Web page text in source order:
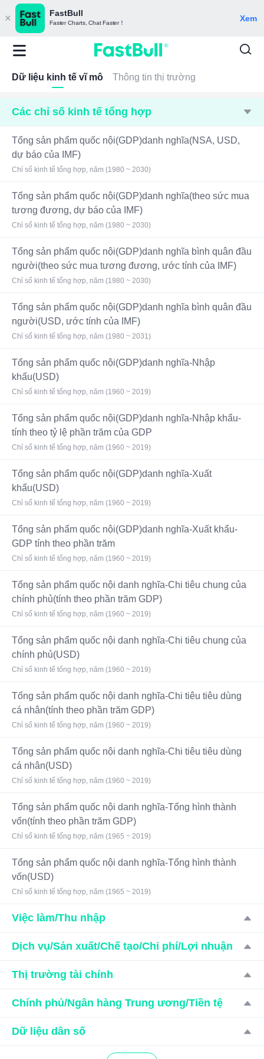
FastBull
Faster Charts, Chat Faster！ Xem
Dữ liệu kinh tế vĩ mô Thông tin thị trường
Các chỉ số kinh tế tổng hợp
Tổng sản phẩm quốc nội(GDP)danh nghĩa(NSA, USD,
dự báo của IMF)
Chỉ số kinh tế tổng hợp, năm (1980 ~ 2030)
Tổng sản phẩm quốc nội(GDP)danh nghĩa(theo sức mua
tương đương, dự báo của IMF)
Chỉ số kinh tế tổng hợp, năm (1980 ~ 2030)
Tổng sản phẩm quốc nội(GDP)danh nghĩa bình quân đầu
người(theo sức mua tương đương, ước tính của IMF)
Chỉ số kinh tế tổng hợp, năm (1980 ~ 2030)
Tổng sản phẩm quốc nội(GDP)danh nghĩa bình quân đầu
người(USD, ước tính của IMF)
Chỉ số kinh tế tổng hợp, năm (1980 ~ 2031)
Tổng sản phẩm quốc nội(GDP)danh nghĩa-Nhập
khẩu(USD)
Chỉ số kinh tế tổng hợp, năm (1960 ~ 2019)
Tổng sản phẩm quốc nội(GDP)danh nghĩa-Nhập khẩu-
tính theo tỷ lệ phần trăm của GDP
Chỉ số kinh tế tổng hợp, năm (1960 ~ 2019)
Tổng sản phẩm quốc nội(GDP)danh nghĩa-Xuất
khẩu(USD)
Chỉ số kinh tế tổng hợp, năm (1960 ~ 2019)
Tổng sản phẩm quốc nội(GDP)danh nghĩa-Xuất khẩu-
GDP tính theo phần trăm
Chỉ số kinh tế tổng hợp, năm (1960 ~ 2019)
Tổng sản phẩm quốc nội danh nghĩa-Chi tiêu chung của
chính phủ(tính theo phần trăm GDP)
Chỉ số kinh tế tổng hợp, năm (1960 ~ 2019)
Tổng sản phẩm quốc nội danh nghĩa-Chi tiêu chung của
chính phủ(USD)
Chỉ số kinh tế tổng hợp, năm (1960 ~ 2019)
Tổng sản phẩm quốc nội danh nghĩa-Chi tiêu tiêu dùng
cá nhân(tính theo phần trăm GDP)
Chỉ số kinh tế tổng hợp, năm (1960 ~ 2019)
Tổng sản phẩm quốc nội danh nghĩa-Chi tiêu tiêu dùng
cá nhân(USD)
Chỉ số kinh tế tổng hợp, năm (1960 ~ 2019)
Tổng sản phẩm quốc nội danh nghĩa-Tổng hình thành
vốn(tính theo phần trăm GDP)
Chỉ số kinh tế tổng hợp, năm (1965 ~ 2019)
Tổng sản phẩm quốc nội danh nghĩa-Tổng hình thành
vốn(USD)
Chỉ số kinh tế tổng hợp, năm (1965 ~ 2019)
Việc làm/Thu nhập
Dịch vụ/Sản xuất/Chế tạo/Chi phí/Lợi nhuận
Thị trường tài chính
Chính phủ/Ngân hàng Trung ương/Tiền tệ
Dữ liệu dân số